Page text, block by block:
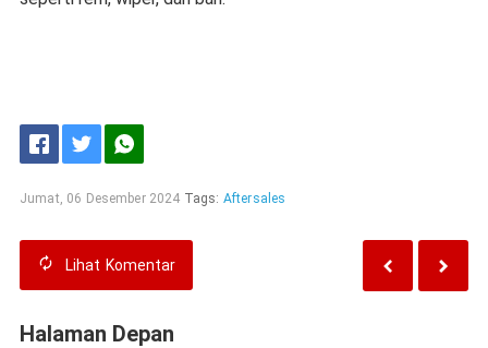
Jumat, 06 Desember 2024 Tags: Aftersales
Lihat Komentar
Halaman Depan